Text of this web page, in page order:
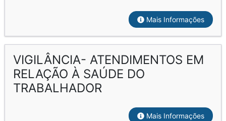
Mais Informações
VIGILÂNCIA- ATENDIMENTOS EM
RELAÇÃO À SAÚDE DO
TRABALHADOR
Mais Informações